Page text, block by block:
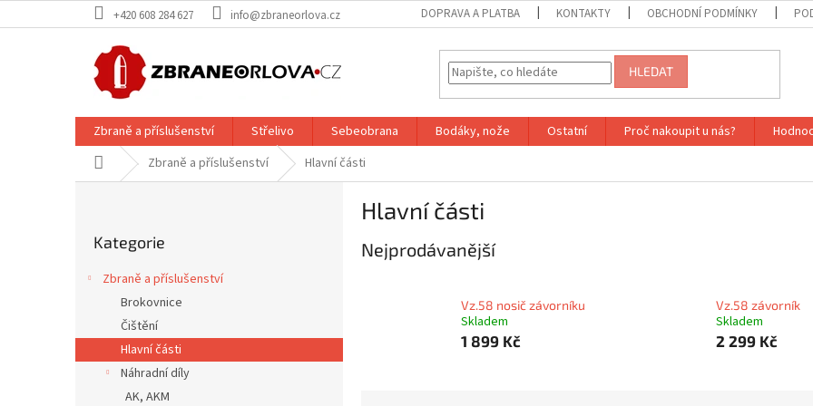
na
+420 608 284 627 info@zbraneorlova.cz DOPRAVA A PLATBA KONTAKTY OBCHODNÍ PODMÍNKY
HLEDAT
Zbraně a příslušenství Střelivo Sebeobrana Bodáky, nože Ostatní Proč nakoupit u nás?
Domů Zbraně a příslušenství Hlavní části
kategorie
Kategorie
Zbraně a příslušenství
Brokovnice
Čištění
Hlavní části
Náhradní díly
AK, AKM
Hlavní části
Nejprodávanější
Vz.58 nosič závorníku
Skladem
1 899 Kč
Vz.58 závorník
Skladem
2 299 Kč